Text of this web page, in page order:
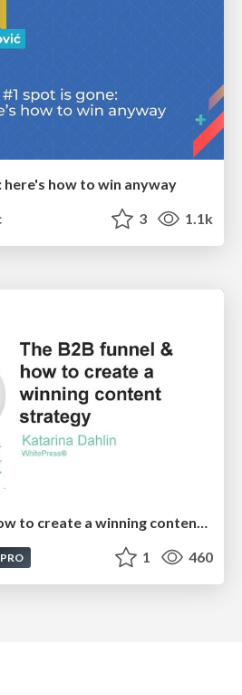
here's how to win anyway
3 1.1k
PRO 1 460